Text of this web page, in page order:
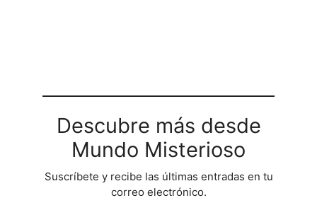
Descubre más desde
Mundo Misterioso
Suscríbete y recibe las últimas entradas en tu
correo electrónico.